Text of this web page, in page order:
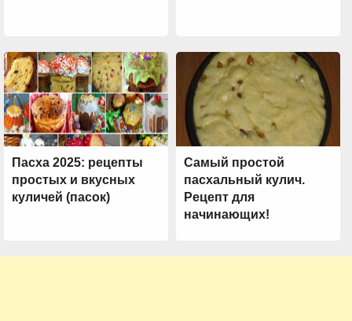
Пасха 2025: рецепты
простых и вкусных
куличей (пасок)
Самый простой
пасхальный кулич.
Рецепт для
начинающих!